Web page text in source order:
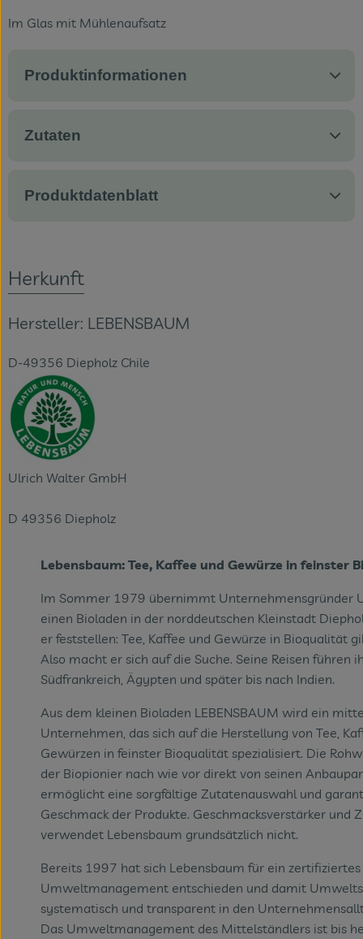
Im Glas mit Mühlenaufsatz
Produktinformationen
Zutaten
Produktdatenblatt
Herkunft
Hersteller: LEBENSBAUM
D-49356 Diepholz Chile
Ulrich Walter GmbH
D 49356 Diepholz
Lebensbaum: Tee, Kaffee und Gewürze in feinster
Im Sommer 1979 übernimmt Unternehmensgründer
einen Bioladen in der norddeutschen Kleinstadt
er feststellen: Tee, Kaffee und Gewürze in Bioqualität
Also macht er sich auf die Suche. Seine Reisen führen
Südfrankreich, Ägypten und später bis nach Indien.
Aus dem kleinen Bioladen LEBENSBAUM wird ein
Unternehmen, das sich auf die Herstellung von Tee,
Gewürzen in feinster Bioqualität spezialisiert. Die
der Biopionier nach wie vor direkt von seinen
ermöglicht eine sorgfältige Zutatenauswahl und
Geschmack der Produkte. Geschmacksverstärker und
verwendet Lebensbaum grundsätzlich nicht.
Bereits 1997 hat sich Lebensbaum für ein zertifiziertes
Umweltmanagement entschieden und damit
systematisch und transparent in den
Das Umweltmanagement des Mittelständlers ist bis